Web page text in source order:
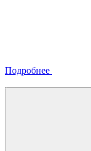
Подробнее